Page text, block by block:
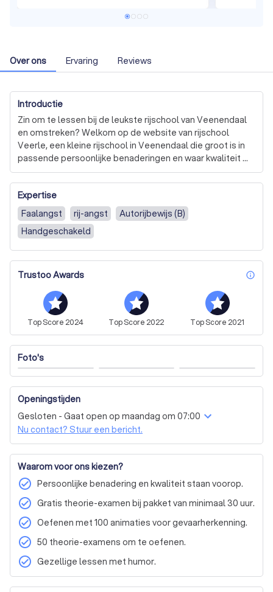
Over ons Ervaring Reviews
Introductie
Zin om te lessen bij de leukste rijschool van Veenendaal
en omstreken? Welkom op de website van rijschool
Veerle, een kleine rijschool in Veenendaal die groot is in
passende persoonlijke benaderingen en waar kwaliteit
vooraan staat!
Expertise
Faalangst
rij-angst
Autorijbewijs (B)
Handgeschakeld
Trustoo Awards
TopScore 2024 TopScore 2022 TopScore 2021
Foto's
Openingstijden
Gesloten - Gaat open op maandag om 07:00
Nu contact? Stuur een bericht.
Waarom voor ons kiezen?
check_circle Persoonlijke benadering en kwaliteit staan voorop.
check_circle Gratis theorie-examen bij pakket van minimaal 30 uur.
check_circle Oefenen met 100 animaties voor gevaarherkenning.
check_circle 50 theorie-examens om te oefenen.
check_circle Gezellige lessen met humor.